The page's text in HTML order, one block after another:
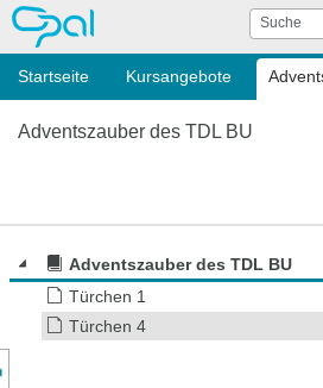
OPAL Suche
Startseite Kursangebote
Adventszauber des TDL BU
Adventszauber des TDL BU
Türchen 1
Türchen 4
des Kursmenüs